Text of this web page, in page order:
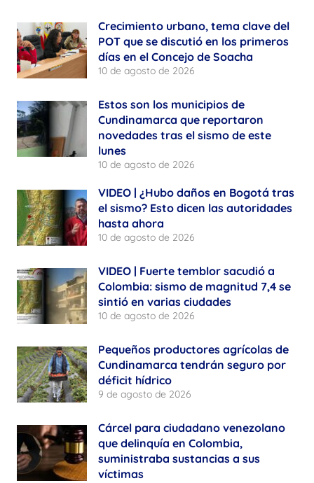
Crecimiento urbano, tema clave del
POT que se discutió en los primeros
días en el Concejo de Soacha
10 de agosto de 2026
Estos son los municipios de
Cundinamarca que reportaron
novedades tras el sismo de este
lunes
10 de agosto de 2026
VIDEO | ¿Hubo daños en Bogotá tras
el sismo? Esto dicen las autoridades
hasta ahora
10 de agosto de 2026
VIDEO | Fuerte temblor sacudió a
Colombia: sismo de magnitud 7,4 se
sintió en varias ciudades
10 de agosto de 2026
Pequeños productores agrícolas de
Cundinamarca tendrán seguro por
déficit hídrico
9 de agosto de 2026
Cárcel para ciudadano venezolano
que delinquía en Colombia,
suministraba sustancias a sus
víctimas